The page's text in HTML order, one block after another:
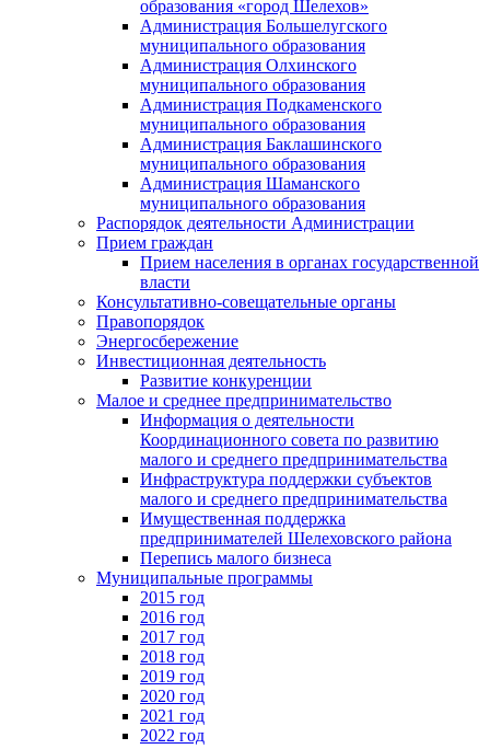
образования «город Шелехов»
Администрация Большелугского
муниципального образования
Администрация Олхинского
муниципального образования
Администрация Подкаменского
муниципального образования
Администрация Баклашинского
муниципального образования
Администрация Шаманского
муниципального образования
Распорядок деятельности Администрации
Прием граждан
Прием населения в органах государственной
власти
Консультативно-совещательные органы
Правопорядок
Энергосбережение
Инвестиционная деятельность
Развитие конкуренции
Малое и среднее предпринимательство
Информация о деятельности
Координационного совета по развитию
малого и среднего предпринимательства
Инфраструктура поддержки субъектов
малого и среднего предпринимательства
Имущественная поддержка
предпринимателей Шелеховского района
Перепись малого бизнеса
Муниципальные программы
2015 год
2016 год
2017 год
2018 год
2019 год
2020 год
2021 год
2022 год